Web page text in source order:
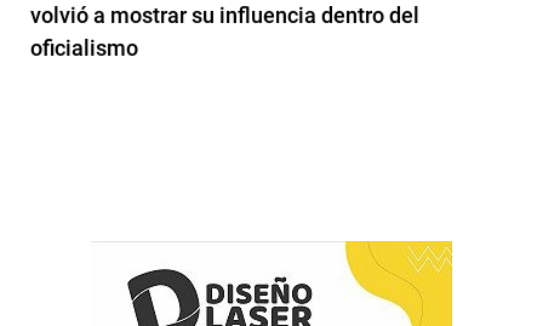
volvió a mostrar su influencia dentro del
oficialismo